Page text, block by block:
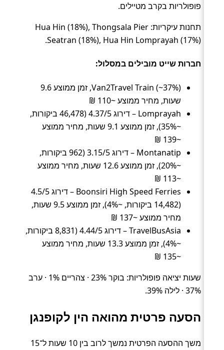
פופולריות בקרב מטיילים.
תחנות עיקריות: Hua Hin (18%), Thongsala Pier
Seatran (18%), Hua Hin Lomprayah (17%).
חברות שייט מובילים במסלול:
Van2Travel Train (~37%), זמן ממוצע 9.6
שעות, מחיר ממוצע ~110 ₪
Lomprayah – דירוג 4.37/5 (46,478 ביקורות,
~35%), זמן ממוצע 9.1 שעות, מחיר ממוצע
~139 ₪
Montanatip – דירוג 3.15/5 (962 ביקורות,
~20%), זמן ממוצע 12.6 שעות, מחיר ממוצע
~113 ₪
Boonsiri High Speed Ferries – דירוג 4.5/5
(14,482 ביקורות, ~4%), זמן ממוצע 9.5 שעות,
מחיר ממוצע ~137 ₪
TravelBusAsia – דירוג 4.44/5 (8,831 ביקורות,
~4%), זמן ממוצע 13.3 שעות, מחיר ממוצע
~135 ₪
שעות יציאה פופולריות: בוקר 23% · צהריים 1% · ערב
37% · לילה 39%.
הסעה פרטית מהואה הין לקופנגן
משך ההסעה הפרטית נמשך לרוב בין 10 שעות ל־15